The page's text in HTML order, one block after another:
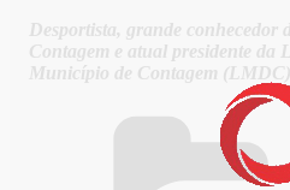
Desportista, grande conhecedor
Contagem e atual presidente da
Município de Contagem (LMDC)